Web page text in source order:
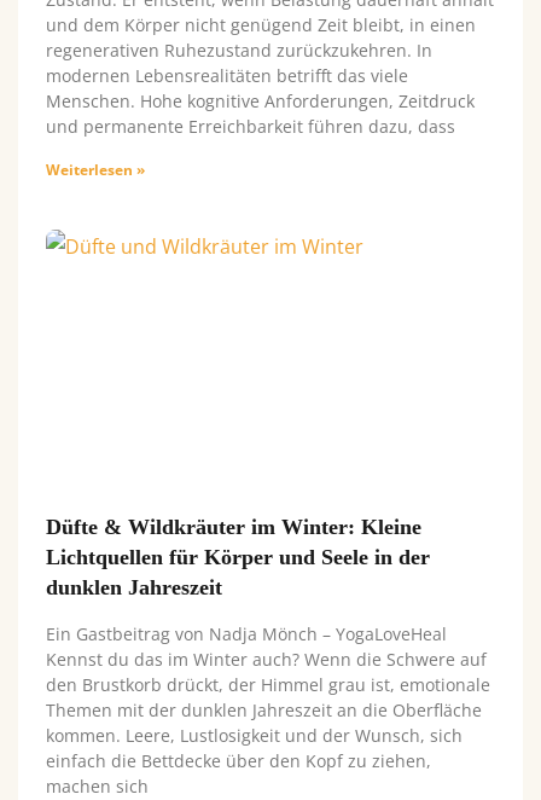
und dem Körper nicht genügend Zeit bleibt, in einen
regenerativen Ruhezustand zurückzukehren. In
modernen Lebensrealitäten betrifft das viele
Menschen. Hohe kognitive Anforderungen, Zeitdruck
und permanente Erreichbarkeit führen dazu, dass
Weiterlesen »
Düfte & Wildkräuter im Winter: Kleine
Lichtquellen für Körper und Seele in der
dunklen Jahreszeit
Ein Gastbeitrag von Nadja Mönch – YogaLoveHeal
Kennst du das im Winter auch? Wenn die Schwere auf
den Brustkorb drückt, der Himmel grau ist, emotionale
Themen mit der dunklen Jahreszeit an die Oberfläche
kommen. Leere, Lustlosigkeit und der Wunsch, sich
einfach die Bettdecke über den Kopf zu ziehen,
machen sich